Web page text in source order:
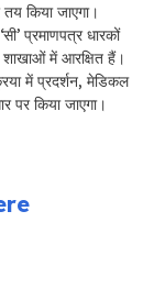
तय किया जाएगा।
प्रमाणपत्र धारकों
में आरक्षित हैं।
में प्रदर्शन, मेडिकल
पर किया जाएगा।